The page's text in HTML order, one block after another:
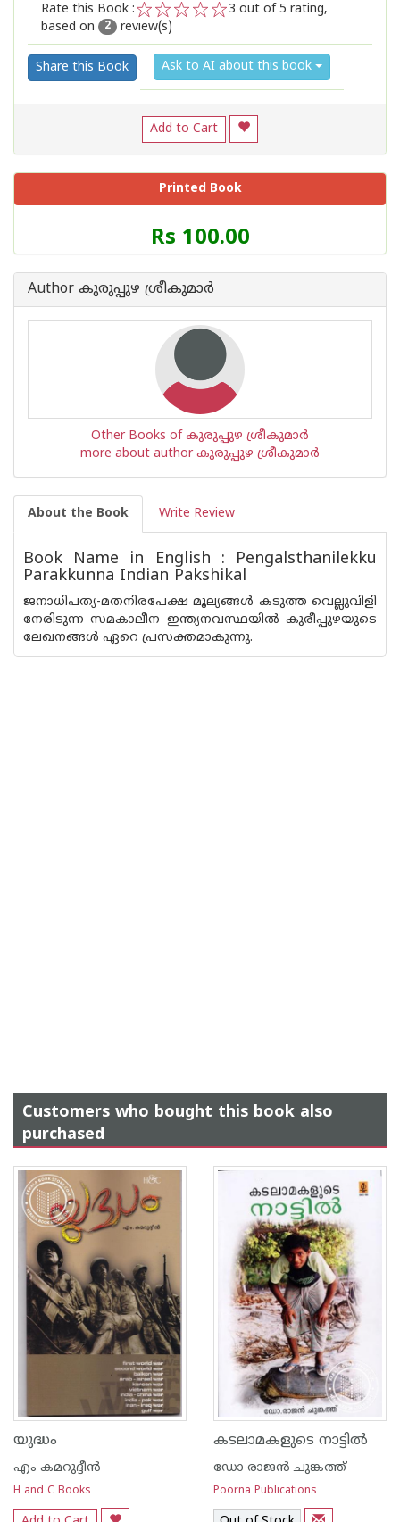
Rate this Book :
2
1
3 out of 5 rating,
based on
2 review(s)
Share this Book Ask to AI about this book
Add to Cart
Printed Book
Price
of
Book
Rs 100.00
Author കുരുപ്പുഴ ശ്രീകുമാര്‍
Other Books of കുരുപ്പുഴ ശ്രീകുമാര്‍
more about author കുരുപ്പുഴ ശ്രീകുമാര്‍
About the Book Write Review
Book Name in English : Pengalsthanilekku
Parakkunna Indian Pakshikal
ജനാധിപത്യ-മതനിരപേക്ഷ മൂല്യങ്ങള്‍ കടുത്ത വെല്ലുവിളി
നേരിടുന്ന സമകാലീന ഇന്ത്യനവസ്ഥയില്‍ കുരീപ്പുഴയുടെ
ലേഖനങ്ങള്‍ ഏറെ പ്രസക്തമാകുന്നു.
Customers who bought this book also
purchased
യുദ്ധം
എം കമറുദ്ദീന്‍
H and C Books
കടലാമകളുടെ നാട്ടില്‍
ഡോ രാജ‌ന്‍ ചുങ്കത്ത്
Poorna Publications